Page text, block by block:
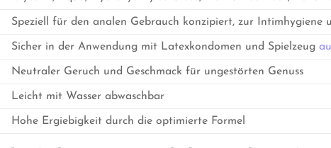
Speziell für den analen Gebrauch konzipiert, zur Intimhygiene
Sicher in der Anwendung mit Latexkondomen und Spielzeug
Neutraler Geruch und Geschmack für ungestörten Genuss
Leicht mit Wasser abwaschbar
Hohe Ergiebigkeit durch die optimierte Formel